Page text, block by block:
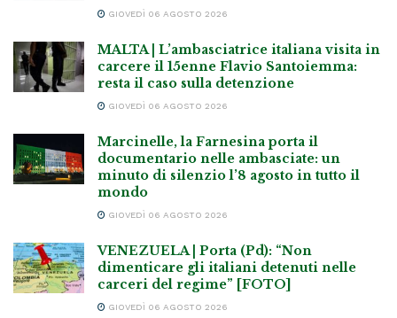
GIOVEDÌ 06 AGOSTO 2026
MALTA | L’ambasciatrice italiana visita in
carcere il 15enne Flavio Santoiemma:
resta il caso sulla detenzione
GIOVEDÌ 06 AGOSTO 2026
Marcinelle, la Farnesina porta il
documentario nelle ambasciate: un
minuto di silenzio l’8 agosto in tutto il
mondo
GIOVEDÌ 06 AGOSTO 2026
VENEZUELA | Porta (Pd): “Non
dimenticare gli italiani detenuti nelle
carceri del regime” [FOTO]
GIOVEDÌ 06 AGOSTO 2026